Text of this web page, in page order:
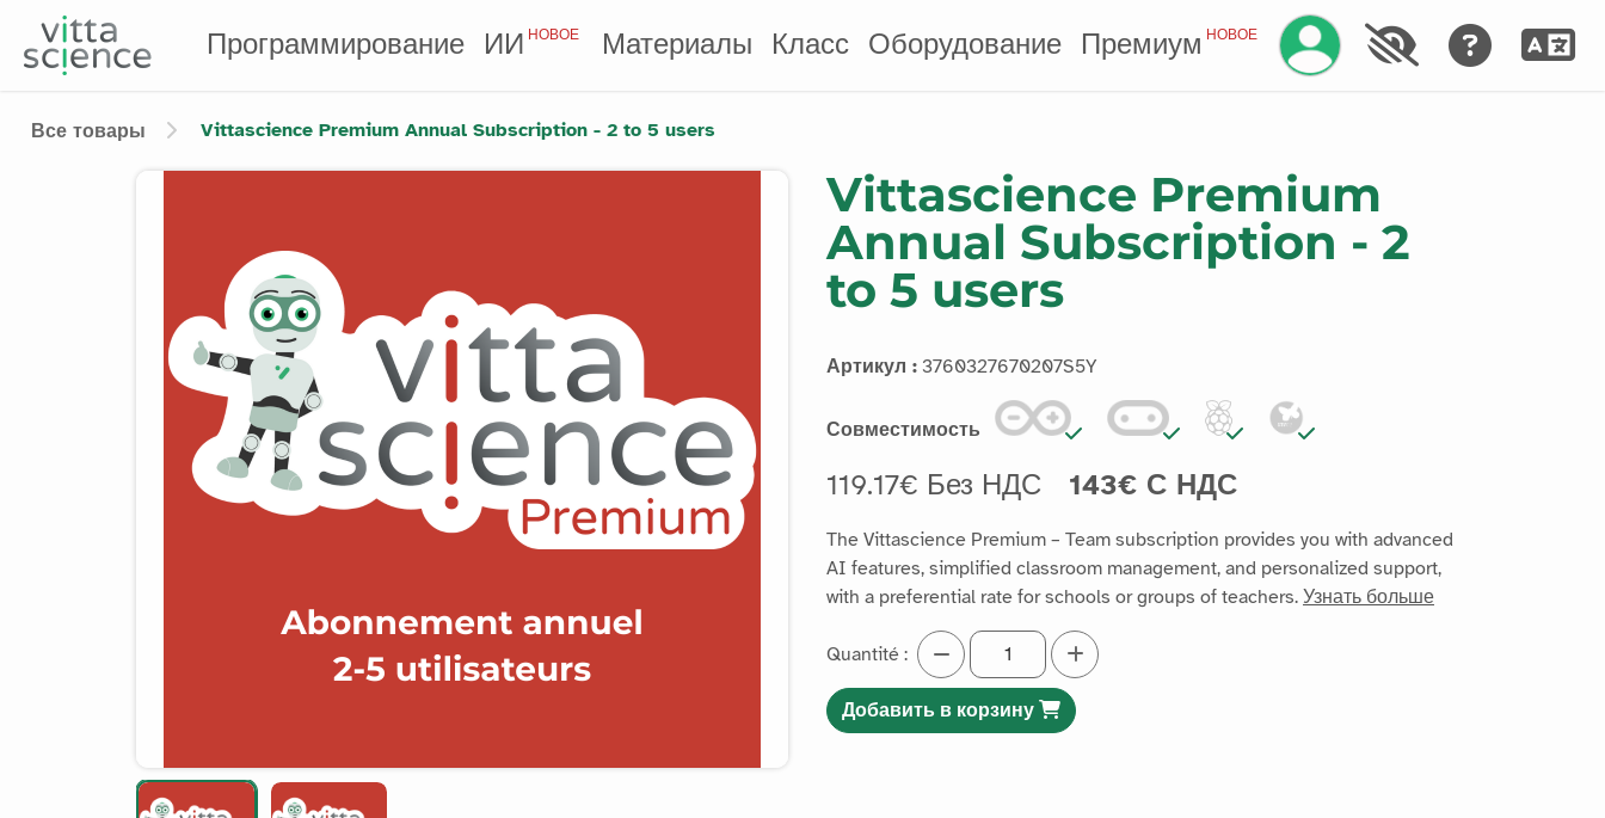
Программирование ИИНОВОЕ Материалы Класс Оборудование ПремиумНОВОЕ Управление аккаунтом
Все товары Vittascience Premium Annual Subscription - 2 to 5 users
Vittascience Premium
Annual Subscription - 2
to 5 users
Артикул : 3760327670207S5Y
Совместимость
119.17€ Без НДС 143€ С НДС
The Vittascience Premium – Team subscription provides you with advanced
AI features, simplified classroom management, and personalized support,
with a preferential rate for schools or groups of teachers. Узнать больше
Quantité :
Добавить в корзину